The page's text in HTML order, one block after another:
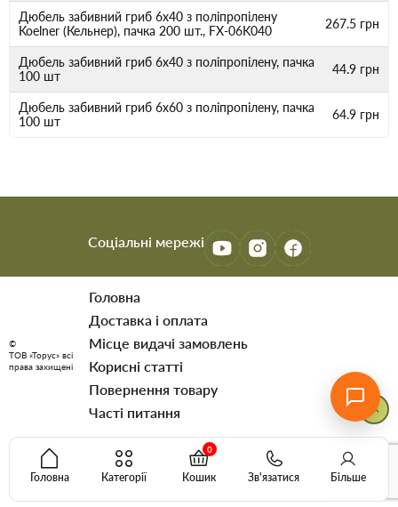
Головна Категорії Кошик
0
Зв'язатися Більше
Дюбель забивний гриб 6х40 з поліпропілену
Koelner (Кельнер), пачка 200 шт., FX-06K040
267.5 грн
Дюбель забивний гриб 6х40 з поліпропілену, пачка
100 шт
44.9 грн
Дюбель забивний гриб 6х60 з поліпропілену, пачка
100 шт
64.9 грн
Соціальні мережі
©
ТОВ «Торус» всі
права захищені
Головна
Доставка і оплата
Мiсце видачi замовлень
Корисні статті
Повернення товару
Часті питання